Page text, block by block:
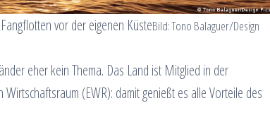
vor der eigenen KüsteBild: Tono Balaguer/Design
eher kein Thema. Das Land ist Mitglied in der
(EWR): damit genießt es alle Vorteile des